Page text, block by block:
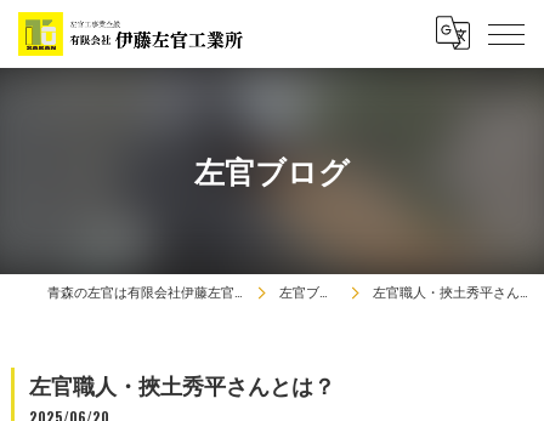
左官ブログ
左官ブログ 左官職人・挾土秀平さんとは？
左官職人・挾土秀平さんとは？